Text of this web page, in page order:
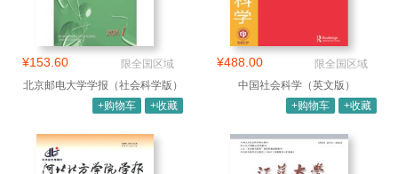
¥153.60
限全国区域
北京邮电大学学报（社会科学版）
+购物车
+收藏
¥488.00
限全国区域
中国社会科学（英文版）
+购物车
+收藏